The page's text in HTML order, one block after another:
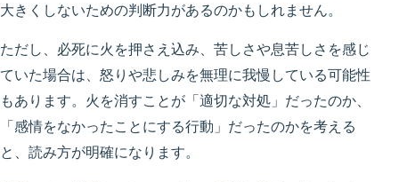
大きくしないための判断力があるのかもしれません。
ただし、必死に火を押さえ込み、苦しさや息苦しさを感じ
ていた場合は、怒りや悲しみを無理に我慢している可能性
もあります。火を消すことが「適切な対処」だったのか、
「感情をなかったことにする行動」だったのかを考える
と、読み方が明確になります。